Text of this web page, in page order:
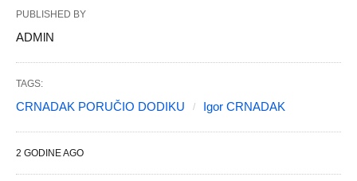
PUBLISHED BY
ADMlN
TAGS:
CRNADAK PORUČIO DODIKU Igor CRNADAK
2 GODINE AGO